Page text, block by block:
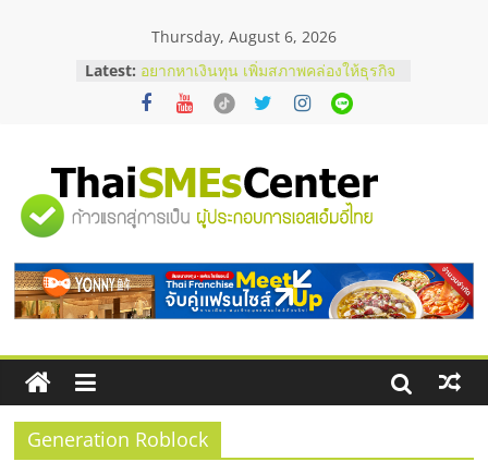
Thursday, August 6, 2026
Latest: อยากหาเงินทุน เพิ่มสภาพคล่องให้ธุรกิจ
เริ่มยังไงให้ผ่านฉลุย
สัมมนาออนไลน์ โอกาสบริหารสถานี
ThaiFranchise Meet Up จับคู่แฟรน
ไชส์ ครั้งที่ 8
ร้านเครื่องเสียงคุณภาพสูง พร้อม
บริษัท Cybersecurity ในไทยที่ไหนดี?
วิธีเลือกผู้ให้บริการให้คุ้มค่าและตอบ
โจทย์ธุรกิจ
"ศูนย์
รวม
ข้อมูล
ธุรกิจ
SME
Generation Roblock